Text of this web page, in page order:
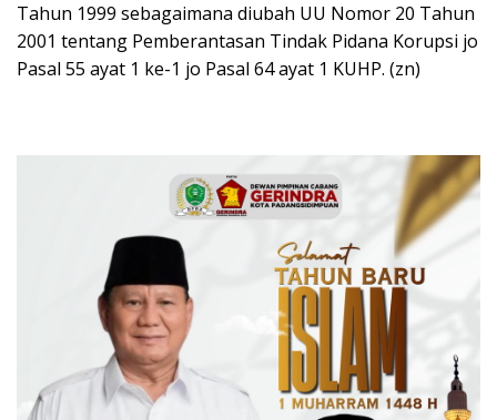
Tahun 1999 sebagaimana diubah UU Nomor 20 Tahun
2001 tentang Pemberantasan Tindak Pidana Korupsi jo
Pasal 55 ayat 1 ke-1 jo Pasal 64 ayat 1 KUHP. (zn)